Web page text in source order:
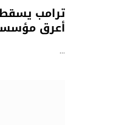
ترامب
أعرق
…